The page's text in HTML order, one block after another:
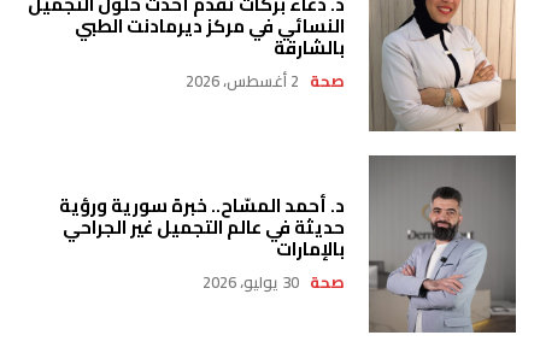
النسائي في مركز ديرمادنت الطبي
بالشارقة
صحة 2 أغسطس، 2026
د. أحمد المسّاح.. خبرة سورية ورؤية
حديثة في عالم التجميل غير الجراحي
بالإمارات
صحة 30 يوليو، 2026